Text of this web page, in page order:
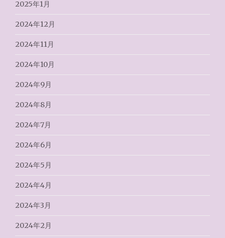
2025年1月
2024年12月
2024年11月
2024年10月
2024年9月
2024年8月
2024年7月
2024年6月
2024年5月
2024年4月
2024年3月
2024年2月